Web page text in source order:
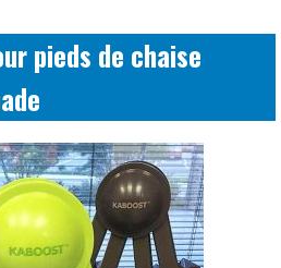
pieds de chaise